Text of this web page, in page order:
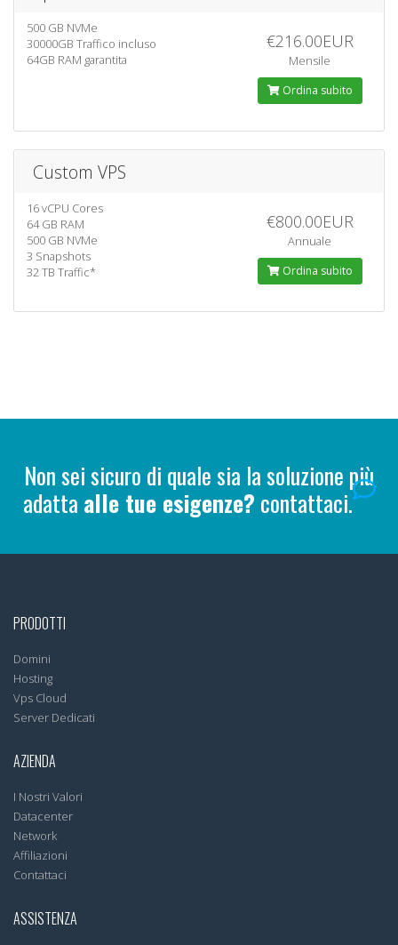
500 GB NVMe
30000GB Traffico incluso
64GB RAM garantita
€216.00EUR
Mensile
Ordina subito
Custom VPS
16 vCPU Cores
64 GB RAM
500 GB NVMe
3 Snapshots
32 TB Traffic*
€800.00EUR
Annuale
Ordina subito
Non sei sicuro di quale sia la soluzione più
adatta alle tue esigenze? contattaci.
PRODOTTI
Domini
Hosting
Vps Cloud
Server Dedicati
AZIENDA
I Nostri Valori
Datacenter
Network
Affiliazioni
Contattaci
ASSISTENZA